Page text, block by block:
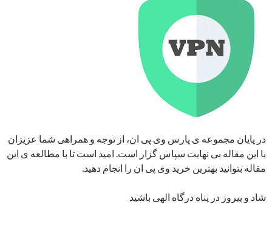
در پایان مجموعه ی پارس وی پی ان، از توجه و همراهی شما عزیزان
با این مقاله بی نهایت سپاس گزار است. امید است تا با مطالعه ی این
مقاله بتوانید بهترین خرید وی پی ان را انجام دهید.
شاد و پیروز در پناه درگاه الهی باشید